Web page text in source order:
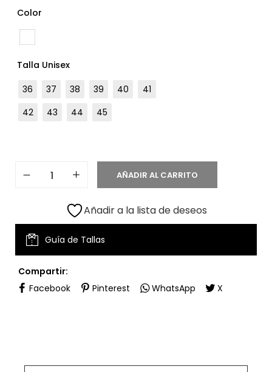
Color
Talla Unisex
36
37 38 39 40
41
42
43 44 45
AÑADIR AL CARRITO
Añadir a la lista de deseos
Guía de Tallas
Compartir:
Facebook
Pinterest WhatsApp X